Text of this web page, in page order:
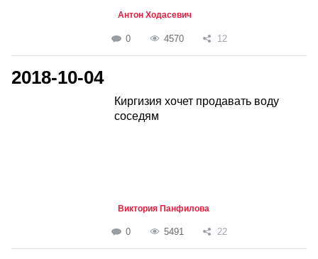
Антон Ходасевич
0 4570 12
2018-10-04
Киргизия хочет продавать воду
соседям
Виктория Панфилова
0 5491 22